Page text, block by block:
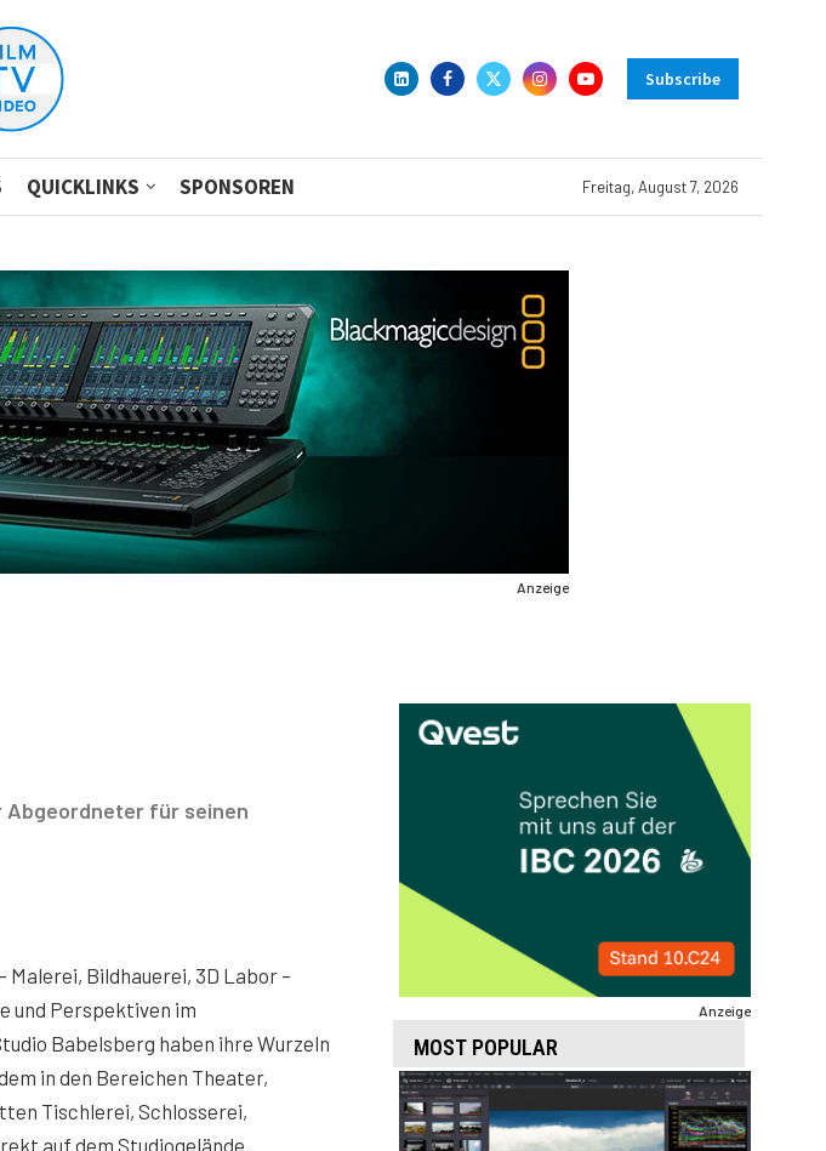
Subscribe
QUICKLINKS SPONSOREN Freitag, August 7, 2026
Anzeige
Abgeordneter für seinen
Bildhauerei, 3D Labor –
und Perspektiven im
Babelsberg haben ihre Wurzeln
in den Bereichen Theater,
Tischlerei, Schlosserei,
auf dem Studiogelände.
Anzeige
MOST POPULAR